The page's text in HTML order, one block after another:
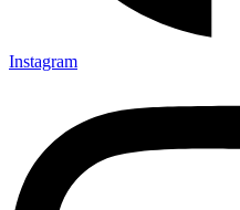
Instagram